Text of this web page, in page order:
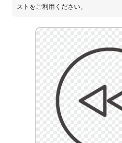
ストをご利用ください。